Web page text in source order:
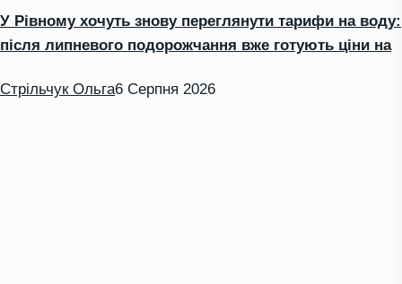
У Рівному хочуть знову переглянути тарифи на воду:
після липневого подорожчання вже готують ціни на
Стрільчук Ольга6 Серпня 2026